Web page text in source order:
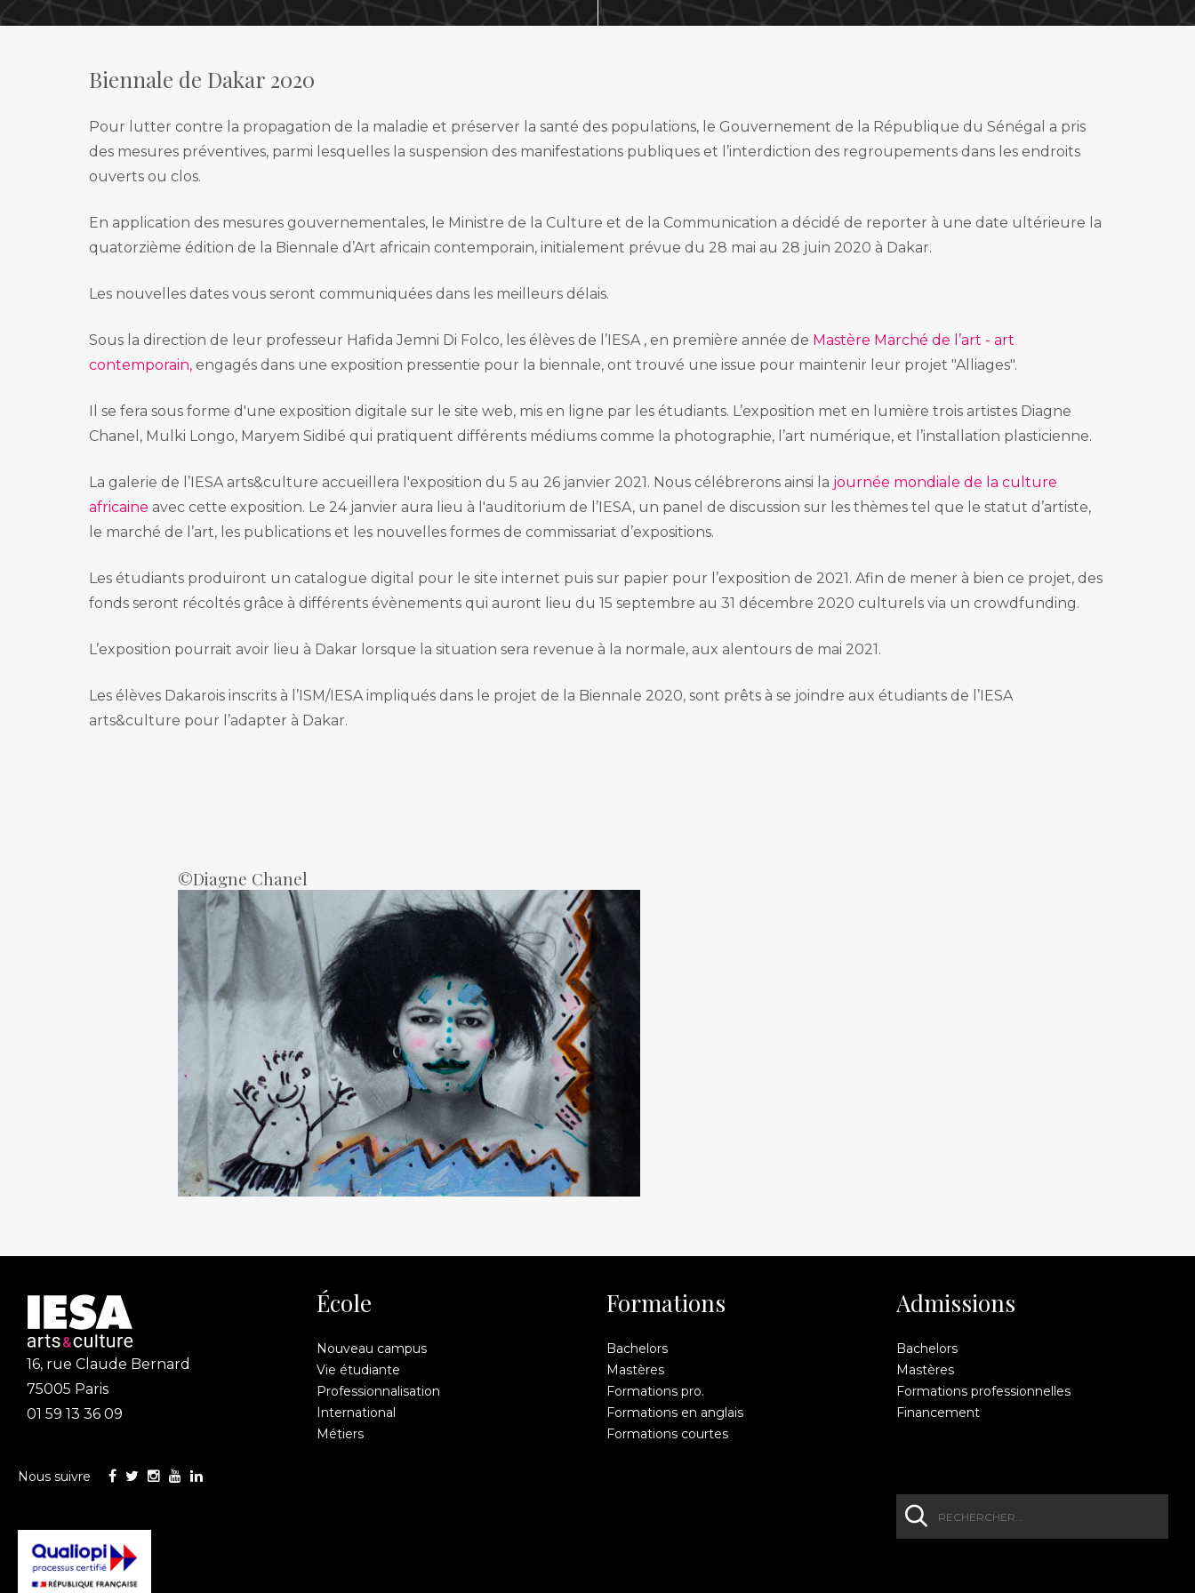
Biennale de Dakar 2020
Pour lutter contre la propagation de la maladie et préserver la santé des populations, le Gouvernement de la République du Sénégal a pris
des mesures préventives, parmi lesquelles la suspension des manifestations publiques et l’interdiction des regroupements dans les endroits
ouverts ou clos.
En application des mesures gouvernementales, le Ministre de la Culture et de la Communication a décidé de reporter à une date ultérieure la
quatorzième édition de la Biennale d’Art africain contemporain, initialement prévue du 28 mai au 28 juin 2020 à Dakar.
Les nouvelles dates vous seront communiquées dans les meilleurs délais.
Sous la direction de leur professeur Hafida Jemni Di Folco, les élèves de l’IESA , en première année de Mastère Marché de l’art - art
contemporain, engagés dans une exposition pressentie pour la biennale, ont trouvé une issue pour maintenir leur projet "Alliages".
Il se fera sous forme d'une exposition digitale sur le site web, mis en ligne par les étudiants. L’exposition met en lumière trois artistes Diagne
Chanel, Mulki Longo, Maryem Sidibé qui pratiquent différents médiums comme la photographie, l’art numérique, et l’installation plasticienne.
La galerie de l’IESA arts&culture accueillera l'exposition du 5 au 26 janvier 2021. Nous célébrerons ainsi la journée mondiale de la culture
africaine avec cette exposition. Le 24 janvier aura lieu à l'auditorium de l’IESA, un panel de discussion sur les thèmes tel que le statut d’artiste,
le marché de l’art, les publications et les nouvelles formes de commissariat d’expositions.
Les étudiants produiront un catalogue digital pour le site internet puis sur papier pour l’exposition de 2021. Afin de mener à bien ce projet, des
fonds seront récoltés grâce à différents évènements qui auront lieu du 15 septembre au 31 décembre 2020 culturels via un crowdfunding.
L’exposition pourrait avoir lieu à Dakar lorsque la situation sera revenue à la normale, aux alentours de mai 2021.
Les élèves Dakarois inscrits à l’ISM/IESA impliqués dans le projet de la Biennale 2020, sont prêts à se joindre aux étudiants de l’IESA
arts&culture pour l’adapter à Dakar.
©Diagne Chanel
Mastère pro. Marché de l'art
Management de la musique
Mastère pro. Gestion de projets culturels
16, rue Claude Bernard
75005 Paris
01 59 13 36 09
École
Nouveau campus
Vie étudiante
Professionnalisation
International
Métiers
Formations
Bachelors
Mastères
Formations pro.
Formations en anglais
Formations courtes
Admissions
Bachelors
Mastères
Formations professionnelles
Financement
Nous suivre
F
R
e